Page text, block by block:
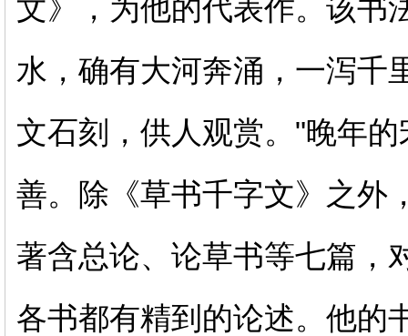
文》，为他的代表作。该书
水，确有大河奔涌，一泻千
文石刻，供人观赏。"晚年
善。除《草书千字文》之外
著含总论、论草书等七篇，
各书都有精到的论述。他的